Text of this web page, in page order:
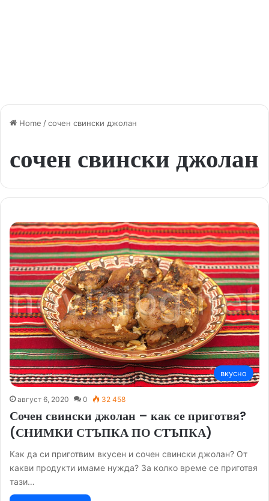
Home /сочен свински джолан
сочен свински джолан
вкусно
август 6, 2020 0 32 458
Сочен свински джолан – как се приготвя?
(СНИМКИ СТЪПКА ПО СТЪПКА)
Как да си приготвим вкусен и сочен свински джолан? От
какви продукти имаме нужда? За колко време се приготвя
тази…